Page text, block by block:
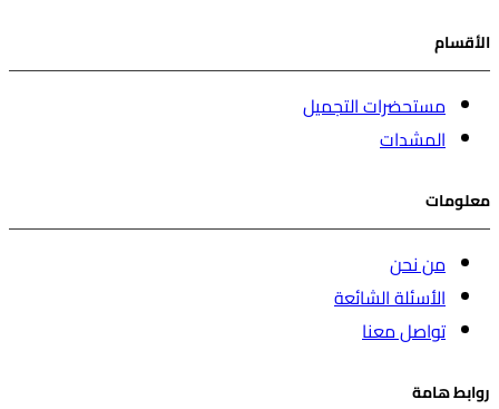
الأقسام
مستحضرات التجميل
المشدات
معلومات
من نحن
الأسئلة الشائعة
تواصل معنا
روابط هامة